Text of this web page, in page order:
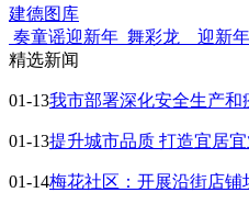
建德图库
奏童谣迎新年 舞彩龙 迎新年
精选新闻
01-13我市部署深化安全生产和
01-13提升城市品质 打造宜居
01-14梅花社区：开展沿街店铺